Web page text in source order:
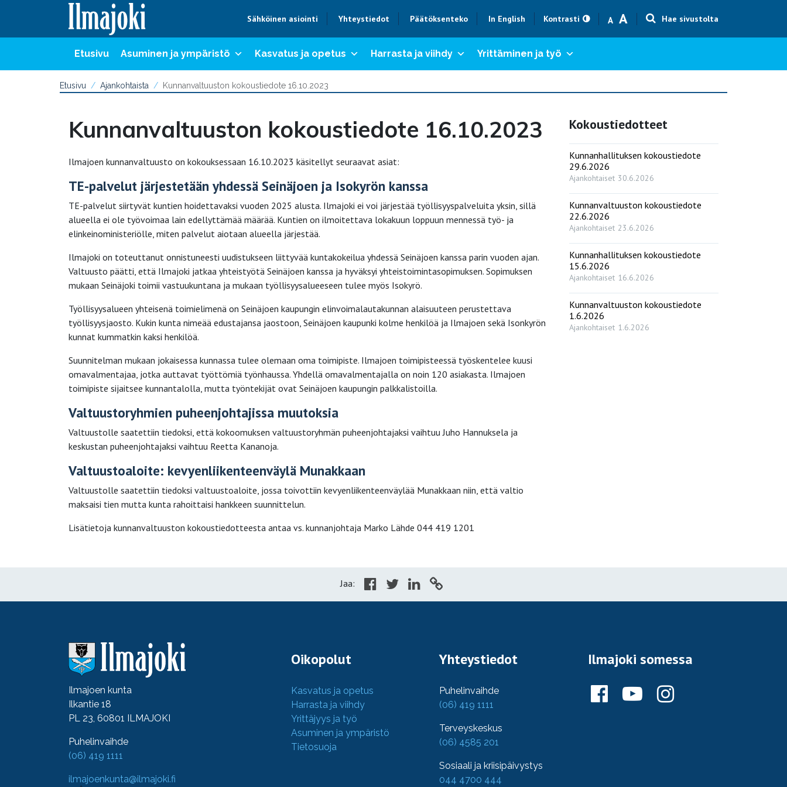
Sähköinen asiointi Yhteystiedot Päätöksenteko In English Kontrasti A
Text size smaller
AText size bigger
Hae sivustolta
Etusivu Asuminen ja ympäristö Kasvatus ja opetus Harrasta ja viihdy Yrittäminen ja työ
Etusivu Ajankohtaista Kunnanvaltuuston kokoustiedote 16.10.2023
Kunnanvaltuuston kokoustiedote 16.10.2023
Ilmajoen kunnanvaltuusto on kokouksessaan 16.10.2023 käsitellyt seuraavat asiat:
TE-palvelut järjestetään yhdessä Seinäjoen ja Isokyrön kanssa
TE-palvelut siirtyvät kuntien hoidettavaksi vuoden 2025 alusta. Ilmajoki ei voi järjestää työllisyyspalveluita yksin, sillä
alueella ei ole työvoimaa lain edellyttämää määrää. Kuntien on ilmoitettava lokakuun loppuun mennessä työ- ja
elinkeinoministeriölle, miten palvelut aiotaan alueella järjestää.
Ilmajoki on toteuttanut onnistuneesti uudistukseen liittyvää kuntakokeilua yhdessä Seinäjoen kanssa parin vuoden ajan.
Valtuusto päätti, että Ilmajoki jatkaa yhteistyötä Seinäjoen kanssa ja hyväksyi yhteistoimintasopimuksen. Sopimuksen
mukaan Seinäjoki toimii vastuukuntana ja mukaan työllisyysalueeseen tulee myös Isokyrö.
Työllisyysalueen yhteisenä toimielimenä on Seinäjoen kaupungin elinvoimalautakunnan alaisuuteen perustettava
työllisyysjaosto. Kukin kunta nimeää edustajansa jaostoon, Seinäjoen kaupunki kolme henkilöä ja Ilmajoen sekä Isonkyrön
kunnat kummatkin kaksi henkilöä.
Suunnitelman mukaan jokaisessa kunnassa tulee olemaan oma toimipiste. Ilmajoen toimipisteessä työskentelee kuusi
omavalmentajaa, jotka auttavat työttömiä työnhaussa. Yhdellä omavalmentajalla on noin 120 asiakasta. Ilmajoen
toimipiste sijaitsee kunnantalolla, mutta työntekijät ovat Seinäjoen kaupungin palkkalistoilla.
Valtuustoryhmien puheenjohtajissa muutoksia
Valtuustolle saatettiin tiedoksi, että kokoomuksen valtuustoryhmän puheenjohtajaksi vaihtuu Juho Hannuksela ja
keskustan puheenjohtajaksi vaihtuu Reetta Kananoja.
Valtuustoaloite: kevyenliikenteenväylä Munakkaan
Valtuustolle saatettiin tiedoksi valtuustoaloite, jossa toivottiin kevyenliikenteenväylää Munakkaan niin, että valtio
maksaisi tien mutta kunta rahoittaisi hankkeen suunnittelun.
Lisätietoja kunnanvaltuuston kokoustiedotteesta antaa vs. kunnanjohtaja Marko Lähde 044 419 1201
Kokoustiedotteet
Kunnanhallituksen kokoustiedote
29.6.2026
Ajankohtaiset 30.6.2026
Kunnanvaltuuston kokoustiedote
22.6.2026
Ajankohtaiset 23.6.2026
Kunnanhallituksen kokoustiedote
15.6.2026
Ajankohtaiset 16.6.2026
Kunnanvaltuuston kokoustiedote
1.6.2026
Ajankohtaiset 1.6.2026
Jaa:
Ilmajoen kunta
Ilkantie 18
PL 23, 60801 ILMAJOKI
Puhelinvaihde
(06) 419 1111
ilmajoenkunta@ilmajoki.fi
Oikopolut
Kasvatus ja opetus
Harrasta ja viihdy
Yrittäjyys ja työ
Asuminen ja ympäristö
Tietosuoja
Yhteystiedot
Puhelinvaihde
(06) 419 1111
Terveyskeskus
(06) 4585 201
Sosiaali ja kriisipäivystys
044 4700 444
Ilmajoki somessa